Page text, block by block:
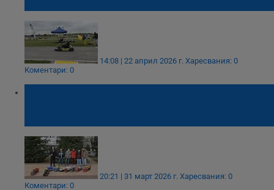
14:08 | 22 април 2026 г. Харесвания: 0
Коментари: 0
20:21 | 31 март 2026 г. Харесвания: 0
Коментари: 0